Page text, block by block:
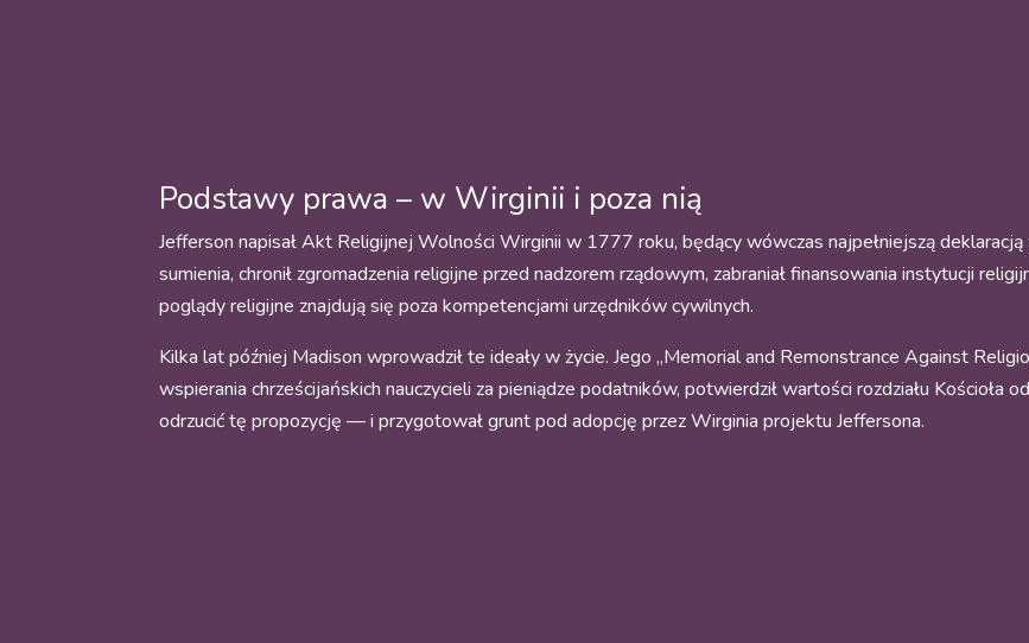
Podstawy prawa – w Wirginii i poza nią
Jefferson napisał Akt Religijnej Wolności Wirginii w 1777 roku, będący wówczas najpełniejszą
sumienia, chronił zgromadzenia religijne przed nadzorem rządowym, zabraniał finansowania instytucji
poglądy religijne znajdują się poza kompetencjami urzędników cywilnych.
Kilka lat później Madison wprowadził te ideały w życie. Jego „Memorial and Remonstrance Against
wspierania chrześcijańskich nauczycieli za pieniądze podatników, potwierdził wartości rozdziału Kościoła
odrzucić tę propozycję — i przygotował grunt pod adopcję przez Wirginia projektu Jeffersona.